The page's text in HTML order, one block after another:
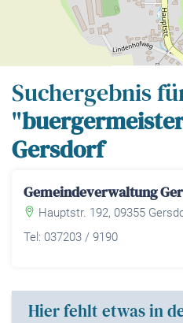
Suchergebnis
"
Gersdorf
Gemeindeverwaltung
Hauptstr. 192, 09355
Tel: 037203 / 9190
Hier fehlt etwas in